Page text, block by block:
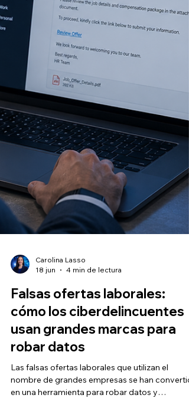
Carolina Lasso
18 jun
4 min de lectura
Falsas ofertas laborales:
cómo los ciberdelincuentes
usan grandes marcas para